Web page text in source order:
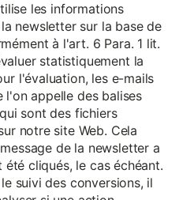
les informations
newsletter sur la base de
à l'art. 6 Para. 1 lit.
statistiquement la
l'évaluation, les e-mails
l'on appelle des balises
sont des fichiers
notre site Web. Cela
de la newsletter a
cliqués, le cas échéant.
suivi des conversions, il